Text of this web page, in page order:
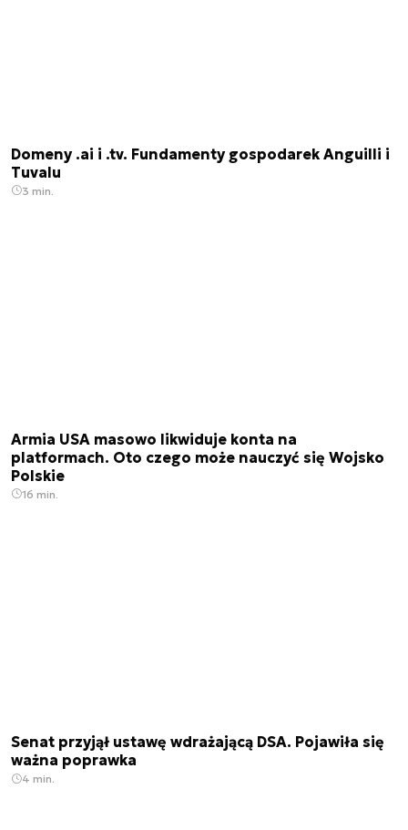
Domeny .ai i .tv. Fundamenty gospodarek Anguilli i
Tuvalu
3 min.
Armia USA masowo likwiduje konta na
platformach. Oto czego może nauczyć się Wojsko
Polskie
16 min.
Senat przyjął ustawę wdrażającą DSA. Pojawiła się
ważna poprawka
4 min.